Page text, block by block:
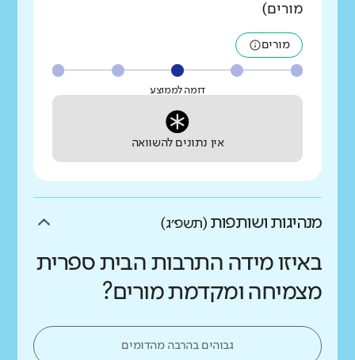
מורים)
מורים
דומה לממוצע
אין נתונים להשוואה
מנהיגות ושותפות (תשפ״ג)
באיזו מידה התרבות הבית ספרית
מצמיחה ומקדמת מורים?
גבוהים בהרבה מהדומים